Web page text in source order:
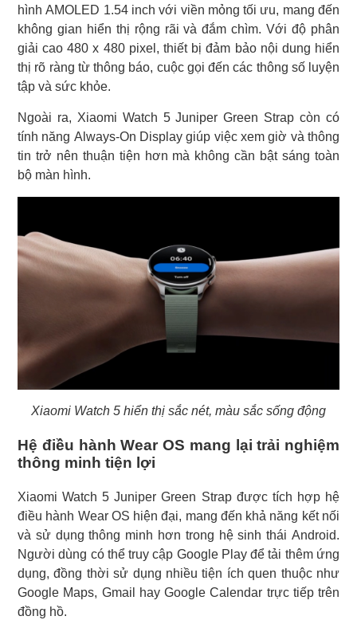
hình AMOLED 1.54 inch với viền mỏng tối ưu, mang đến
không gian hiển thị rộng rãi và đắm chìm. Với độ phân
giải cao 480 x 480 pixel, thiết bị đảm bảo nội dung hiển
thị rõ ràng từ thông báo, cuộc gọi đến các thông số luyện
tập và sức khỏe.
Ngoài ra, Xiaomi Watch 5 Juniper Green Strap còn có
tính năng Always-On Display giúp việc xem giờ và thông
tin trở nên thuận tiện hơn mà không cần bật sáng toàn
bộ màn hình.
Xiaomi Watch 5 hiển thị sắc nét, màu sắc sống động
Hệ điều hành Wear OS mang lại trải nghiệm
thông minh tiện lợi
Xiaomi Watch 5 Juniper Green Strap được tích hợp hệ
điều hành Wear OS hiện đại, mang đến khả năng kết nối
và sử dụng thông minh hơn trong hệ sinh thái Android.
Người dùng có thể truy cập Google Play để tải thêm ứng
dụng, đồng thời sử dụng nhiều tiện ích quen thuộc như
Google Maps, Gmail hay Google Calendar trực tiếp trên
đồng hồ.